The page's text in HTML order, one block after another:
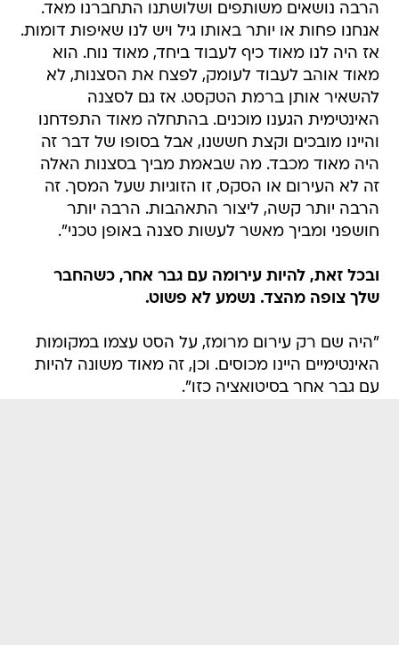
הרבה נושאים משותפים ושלושתנו התחברנו מאד.
אנחנו פחות או יותר באותו גיל ויש לנו שאיפות דומות.
אז היה לנו מאוד כיף לעבוד ביחד, מאוד נוח. הוא
מאוד אוהב לעבוד לעומק, לפצח את הסצנות, לא
להשאיר אותן ברמת הטקסט. אז גם לסצנה
האינטימית הגענו מוכנים. בהתחלה מאוד התפדחנו
והיינו מובכים וקצת חששנו, אבל בסופו של דבר זה
היה מאוד מכבד. מה שבאמת מביך בסצנות האלה
זה לא העירום או הסקס, זו הזוגיות שעל המסך. זה
הרבה יותר קשה, ליצור התאהבות. הרבה יותר
חושפני ומביך מאשר לעשות סצנה באופן טכני".
ובכל זאת, להיות עירומה עם גבר אחר, כשהחבר
שלך צופה מהצד. נשמע לא פשוט.
"היה שם רק עירום מרומז, על הסט עצמו במקומות
האינטימיים היינו מכוסים. וכן, זה מאוד משונה להיות
עם גבר אחר בסיטואציה כזו".